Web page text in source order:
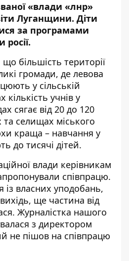
«влади «лнр»
Луганщини. Діти
за програмами
росії.
більшість території
громади, де левова
у сільській
кількість учнів у
сягає від 20 до 120
та селищах міського
краща – навчання у
до тисячі дітей.
влади керівникам
співпрацю.
із власних уподобань,
ще частина від
Журналістка нашого
з директором
не пішов на співпрацю